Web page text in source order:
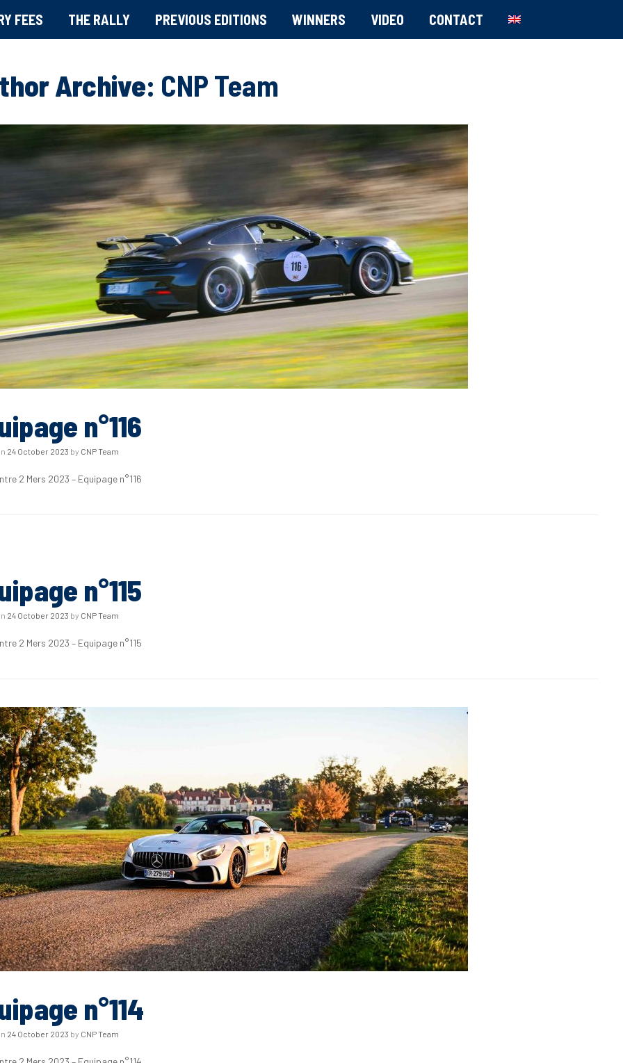
FEES THE RALLY PREVIOUS EDITIONS WINNERS VIDEO CONTACT
Archive: CNP Team
n°116
24 October 2023 by CNP Team
2 Mers 2023 – Equipage n°116
n°115
24 October 2023 by CNP Team
2 Mers 2023 – Equipage n°115
n°114
24 October 2023 by CNP Team